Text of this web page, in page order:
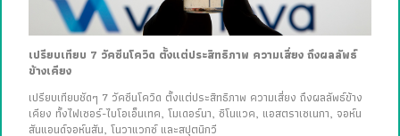
เปรียบเทียบ 7 วัคซีนโควิด ตั้งแต่ประสิทธิภาพ ความเสี่ยง ถึงผลลัพธ์
ข้างเคียง
เปรียบเทียบชัดๆ 7 วัคซีนโควิด ตั้งแต่ประสิทธิภาพ ความเสี่ยง ถึงผลลัพธ์ข้าง
เคียง ทั้งไฟเซอร์-ไบโอเอ็นเทค, โมเดอร์นา, ซิโนแวค, แอสตราเซเนกา, จอห์น
สันแอนด์จอห์นสัน, โนวาแวกซ์ และสปุตนิกวี